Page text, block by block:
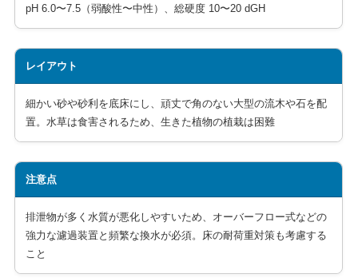
pH 6.0〜7.5（弱酸性〜中性）、総硬度 10〜20 dGH
レイアウト
細かい砂や砂利を底床にし、頑丈で角のない大型の流木や石を配
置。水草は食害されるため、生きた植物の植栽は困難
注意点
排泄物が多く水質が悪化しやすいため、オーバーフロー式などの
強力な濾過装置と頻繁な換水が必須。床の耐荷重対策も考慮する
こと